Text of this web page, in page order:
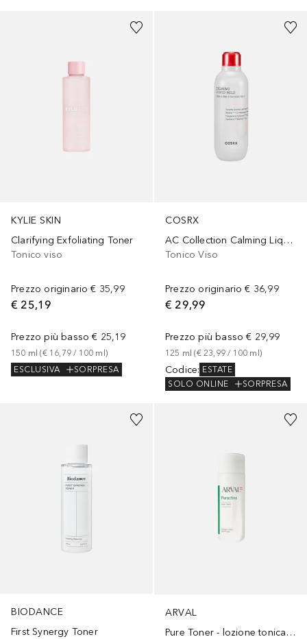
KYLIE SKIN
Clarifying Exfoliating Toner
Tonico viso
Prezzo originario € 35,99
€ 25,19
Prezzo più basso € 25,19
150 ml (€ 16,79 / 100 ml)
ESCLUSIVA
SORPRESA
COSRX
AC Collection Calming Liquid Mild
Tonico Viso
Prezzo originario € 36,99
€ 29,99
Prezzo più basso € 29,99
125 ml (€ 23,99 / 100 ml)
Codice: ESTATE
SOLO ONLINE
SORPRESA
BIODANCE
First Synergy Toner
ARVAL
Pure Toner - lozione tonica purificante